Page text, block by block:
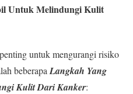
Untuk Melindungi Kulit
untuk mengurangi risiko
beberapa Langkah Yang
Kulit Dari Kanker: